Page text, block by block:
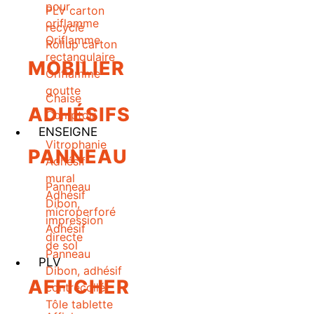
PLV carton
recyclé
Rollup carton
MOBILIER
Chaise
Comptoir
ENSEIGNE
PANNEAU
Panneau
Dibon,
impression
directe
Panneau
Dibon, adhésif
contrecollé
Tôle tablette
pour
oriflamme
Oriflamme
rectangulaire
Oriflamme
goutte
ADHÉSIFS
Vitrophanie
Adhésif
mural
Adhésif
microperforé
Adhésif
de sol
PLV
AFFICHER